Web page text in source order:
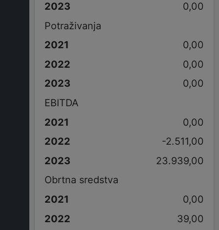
0,00
Potraživanja
0,00
0,00
0,00
EBITDA
0,00
-2.511,00
23.939,00
Obrtna sredstva
0,00
39,00